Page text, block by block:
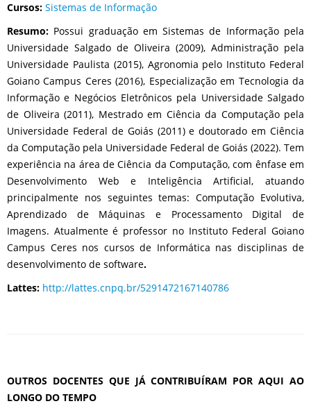
Cursos: Sistemas de Informação
Resumo: Possui graduação em Sistemas de Informação pela
Universidade Salgado de Oliveira (2009), Administração pela
Universidade Paulista (2015), Agronomia pelo Instituto Federal
Goiano Campus Ceres (2016), Especialização em Tecnologia da
Informação e Negócios Eletrônicos pela Universidade Salgado
de Oliveira (2011), Mestrado em Ciência da Computação pela
Universidade Federal de Goiás (2011) e doutorado em Ciência
da Computação pela Universidade Federal de Goiás (2022). Tem
experiência na área de Ciência da Computação, com ênfase em
Desenvolvimento Web e Inteligência Artificial, atuando
principalmente nos seguintes temas: Computação Evolutiva,
Aprendizado de Máquinas e Processamento Digital de
Imagens. Atualmente é professor no Instituto Federal Goiano
Campus Ceres nos cursos de Informática nas disciplinas de
desenvolvimento de software.
Lattes: http://lattes.cnpq.br/5291472167140786
OUTROS DOCENTES QUE JÁ CONTRIBUÍRAM POR AQUI AO
LONGO DO TEMPO